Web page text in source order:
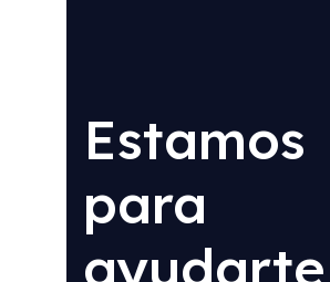
Estamos
para
ayudarte